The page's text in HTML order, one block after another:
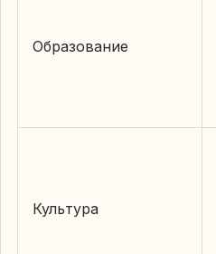
Образование
Культура